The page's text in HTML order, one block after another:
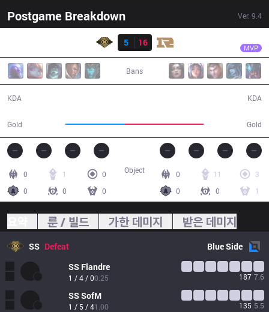
Postgame Breakdown Ver. 9.4
5
16 MVP
Bans
KDA
Gold Gold
KDA
0 1
0
0
0 0
0 11
3
0
0 1
Object
룬 / 빌드 가한 데미지 받은 데미지
SS Defeat BlueSide
SS Flandre
1 / 4 / 00.25 187 7.6
SSSofM
1 / 5 / 41.00 135 5.5